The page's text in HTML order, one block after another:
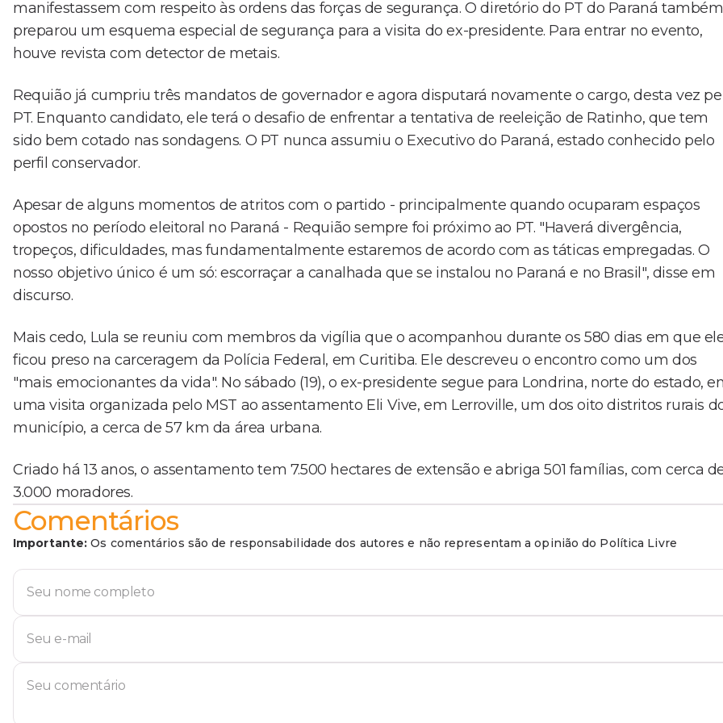
manifestassem com respeito às ordens das forças de segurança. O diretório do PT do Paraná também
preparou um esquema especial de segurança para a visita do ex-presidente. Para entrar no evento,
houve revista com detector de metais.
Requião já cumpriu três mandatos de governador e agora disputará novamente o cargo, desta vez
PT. Enquanto candidato, ele terá o desafio de enfrentar a tentativa de reeleição de Ratinho, que tem
sido bem cotado nas sondagens. O PT nunca assumiu o Executivo do Paraná, estado conhecido pelo
perfil conservador.
Apesar de alguns momentos de atritos com o partido - principalmente quando ocuparam espaços
opostos no período eleitoral no Paraná - Requião sempre foi próximo ao PT. "Haverá divergência,
tropeços, dificuldades, mas fundamentalmente estaremos de acordo com as táticas empregadas. O
nosso objetivo único é um só: escorraçar a canalhada que se instalou no Paraná e no Brasil", disse em
discurso.
Mais cedo, Lula se reuniu com membros da vigília que o acompanhou durante os 580 dias em que
ficou preso na carceragem da Polícia Federal, em Curitiba. Ele descreveu o encontro como um dos
"mais emocionantes da vida". No sábado (19), o ex-presidente segue para Londrina, norte do estado,
uma visita organizada pelo MST ao assentamento Eli Vive, em Lerroville, um dos oito distritos rurais
município, a cerca de 57 km da área urbana.
Criado há 13 anos, o assentamento tem 7.500 hectares de extensão e abriga 501 famílias, com cerca
3.000 moradores.
Comentários
Importante: Os comentários são de responsabilidade dos autores e não representam a opinião do Política Livre